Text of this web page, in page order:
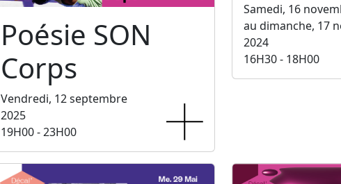
Poésie SON
Corps
Vendredi, 12 septembre
2025
19H00 - 23H00
Samedi, 16
au dimanche, 17
2024
16H30 - 18H00